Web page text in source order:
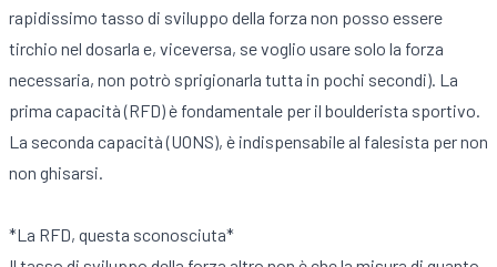
rapidissimo tasso di sviluppo della forza non posso essere
tirchio nel dosarla e, viceversa, se voglio usare solo la forza
necessaria, non potrò sprigionarla tutta in pochi secondi). La
prima capacità (RFD) è fondamentale per il boulderista sportivo.
La seconda capacità (UONS), è indispensabile al falesista per non
non ghisarsi.
*La RFD, questa sconosciuta*